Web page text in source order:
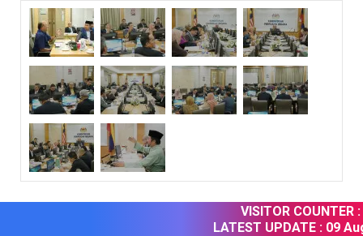
VISITOR COUNTER :
LATEST UPDATE : 09